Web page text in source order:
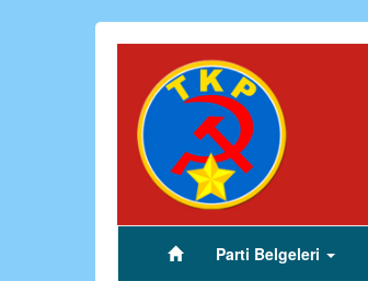
(current)Parti Belgeleri